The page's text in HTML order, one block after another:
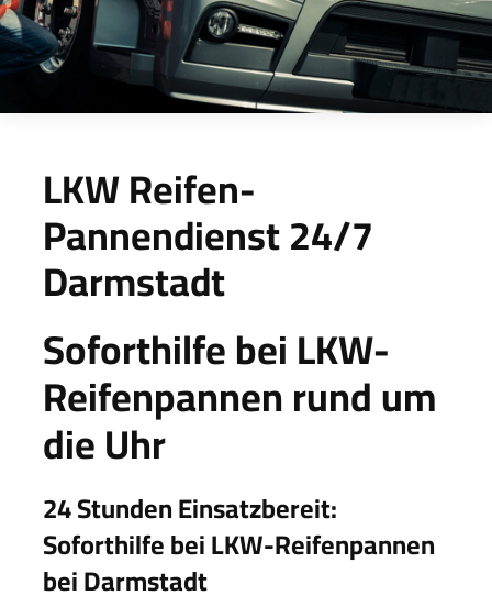
LKW Reifen-
Pannendienst 24/7
Darmstadt
Soforthilfe bei LKW-
Reifenpannen rund um
die Uhr
24 Stunden Einsatzbereit:
Soforthilfe bei LKW-Reifenpannen
bei Darmstadt